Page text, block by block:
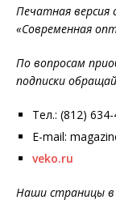
Печатная версия
«Современная
По вопросам
подписки
Тел.: (812)
E-mail:
veko.ru
Наши страницы в